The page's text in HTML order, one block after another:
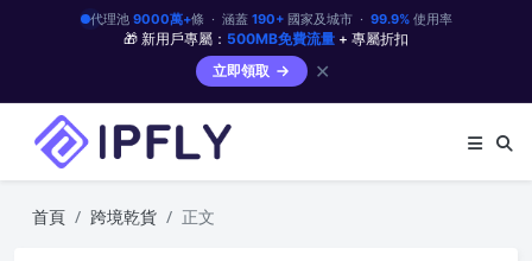
代理池 9000萬+條 · 涵蓋 190+國家及城市 · 99.9%使用率
🎁 新用戶專屬： 500MB免費流量 + 專屬折扣
立即領取
✕
首頁 跨境乾貨 正文